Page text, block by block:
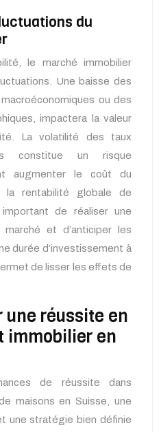
du
le marché immobilier
Une baisse des
ou des
impactera la valeur
La volatilité des taux
constitue un risque
augmenter le coût du
la rentabilité globale de
de réaliser une
et d’anticiper les
durée d’investissement à
de lisser les effets de
une réussite en
immobilier en
de réussite dans
maisons en Suisse, une
une stratégie bien définie